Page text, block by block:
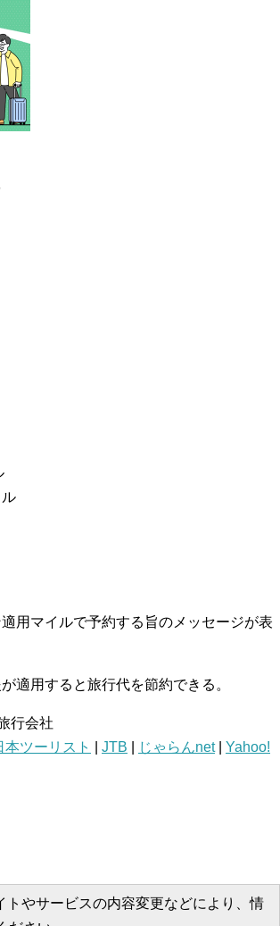
用マイルで予約する旨のメッセージが表
適用すると旅行代を節約できる。
行会社
本ツーリスト JTB じゃらんnet| Yahoo!
やサービスの内容変更などにより、情